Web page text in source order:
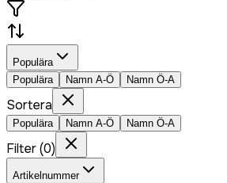
Populära
Populära
Namn A-Ö Namn Ö-A
Sortera
Populära Namn A-Ö Namn Ö-A
Filter(0)
Artikelnummer